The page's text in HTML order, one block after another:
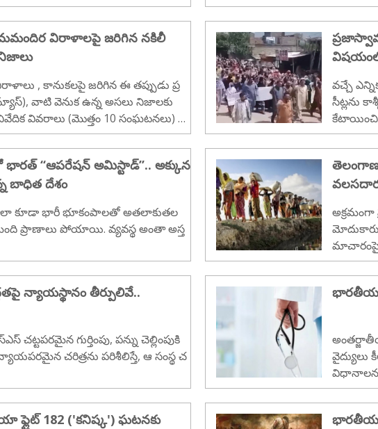
విరాళాలపై జరిగిన నకిలీ
, కానుకలపై జరిగిన ఈ తప్పుడు ప్ర
వాటి వెనుక ఉన్న అసలు నిజాలకు
వివరాలు (మొత్తం 10 సంఘటనలు) ఇ
విషయంలో
వచ్చే
సీట్లను
‘‘ఆపరేషన్ అమిస్టాడ్’’.. అక్కున
బాధిత దేశం
కూడా భారీ భూకంపాలతో అతలాకుతల
ప్రాణాలు పోయాయి. వ్యవస్థ అంతా అస్త
అక్రమంగా
మాచారంపై
న్యాయస్థానం తీర్పులివే..
చట్టపరమైన గుర్తింపు, పన్ను చెల్లింపుకి
చరిత్రను పరిశీలిస్తే, ఆ సంస్థ చ
భారతీయ
వైద్యులు
విధానాలను
ఖర్చుతో
తీయ
ఫ్లైట్ 182 ('కనిష్క') ఘటనకు
భారతీయ